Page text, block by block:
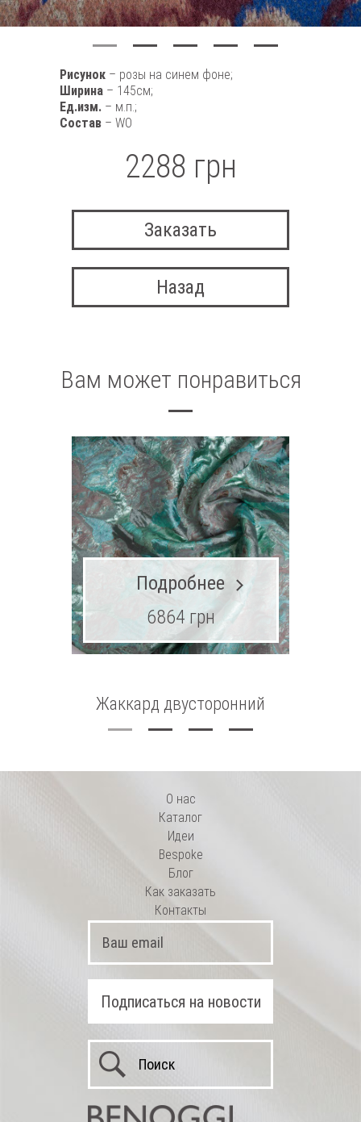
Рисунок – розы на синем фоне;
Ширина – 145см;
Ед.изм. – м.п.;
Состав – WO
2288 грн
Заказать
Назад
Вам может понравиться
Жаккард двусторонний
Подробнее
6864 грн
О нас
Каталог
Идеи
Bespoke
Блог
Как заказать
Контакты